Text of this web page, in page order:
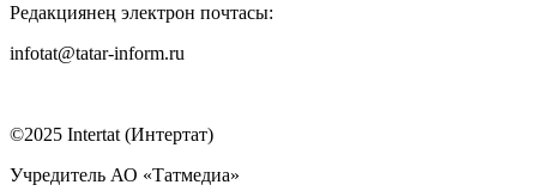
Редакциянең электрон почтасы:
infotat@tatar-inform.ru
©2025 Intertat (Интертат)
Учредитель АО «Татмедиа»